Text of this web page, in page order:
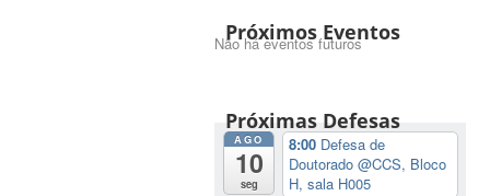
Próximos Eventos
Não há eventos futuros
Próximas Defesas
AGO
10
seg
8:00 Defesa de
Doutorado@CCS, Bloco
H, sala H005